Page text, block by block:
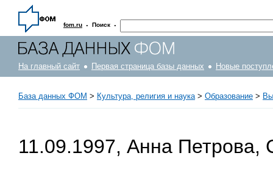
fom.ru · Поиск ·
На главный сайт Первая страница базы данных Новые
База данных ФОМ > Культура, религия и наука> Образование >
11.09.1997, Анна Петрова,